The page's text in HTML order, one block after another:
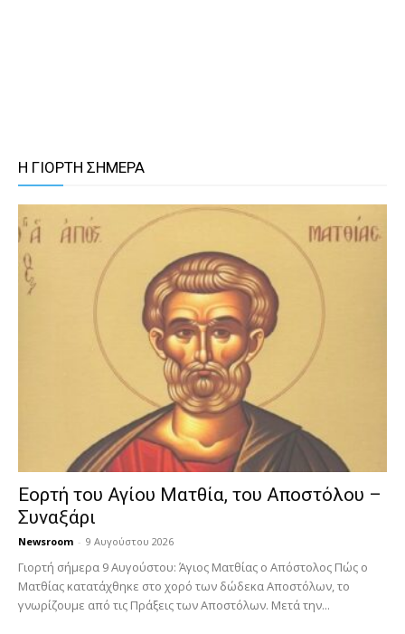
Η ΓΙΟΡΤΗ ΣΗΜΕΡΑ
Εορτή του Αγίου Ματθία, του Αποστόλου –
Συναξάρι
Newsroom - 9 Αυγούστου 2026
Γιορτή σήμερα 9 Αυγούστου: Άγιος Ματθίας ο Απόστολος Πώς ο
Ματθίας κατατάχθηκε στο χορό των δώδεκα Αποστόλων, το
γνωρίζουμε από τις Πράξεις των Αποστόλων. Μετά την...